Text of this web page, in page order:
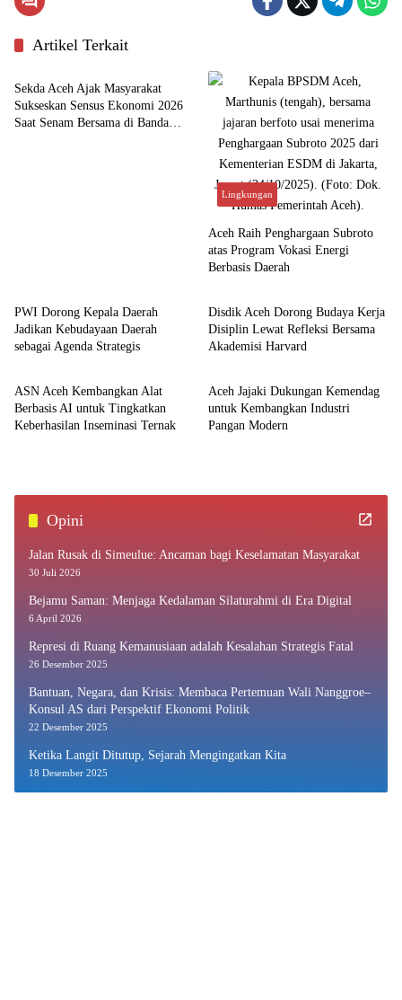
Artikel Terkait
Ekonomi
Sekda Aceh Ajak Masyarakat
Sukseskan Sensus Ekonomi 2026
Saat Senam Bersama di Banda
Lingkungan
Aceh Raih Penghargaan Subroto
atas Program Vokasi Energi
Berbasis Daerah
PWI Dorong Kepala Daerah
Jadikan Kebudayaan Daerah
sebagai Agenda Strategis
Aceh
Disdik Aceh Dorong Budaya Kerja
Disiplin Lewat Refleksi Bersama
Akademisi Harvard
Aceh
ASN Aceh Kembangkan Alat
Berbasis AI untuk Tingkatkan
Keberhasilan Inseminasi Ternak
Aceh
Aceh Jajaki Dukungan Kemendag
untuk Kembangkan Industri
Pangan Modern
Opini
Jalan Rusak di Simeulue: Ancaman bagi Keselamatan Masyarakat
30 Juli 2026
Bejamu Saman: Menjaga Kedalaman Silaturahmi di Era Digital
6 April 2026
Represi di Ruang Kemanusiaan adalah Kesalahan Strategis Fatal
26 Desember 2025
Bantuan, Negara, dan Krisis: Membaca Pertemuan Wali Nanggroe–
Konsul AS dari Perspektif Ekonomi Politik
22 Desember 2025
Ketika Langit Ditutup, Sejarah Mengingatkan Kita
18 Desember 2025